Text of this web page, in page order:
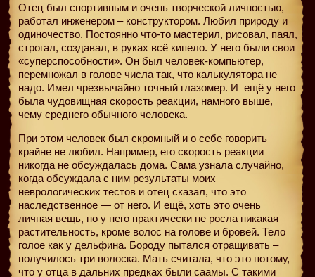
Отец был спортивным и очень творческой личностью,
работал инженером – конструктором. Любил природу и
одиночество. Постоянно что-то мастерил, рисовал, паял,
строгал, создавал, в руках всё кипело. У него были свои
«суперспособности». Он был человек-компьютер,
перемножал в голове числа так, что калькулятора не
надо. Имел чрезвычайно точный глазомер. И ещё у него
была чудовищная скорость реакции, намного выше,
чему среднего обычного человека.
При этом человек был скромный и о себе говорить
крайне не любил. Например, его скорость реакции
никогда не обсуждалась дома. Сама узнала случайно,
когда обсуждала с ним результаты моих
неврологических тестов и отец сказал, что это
наследственное — от него. И ещё, хоть это очень
личная вещь, но у него практически не росла никакая
растительность, кроме волос на голове и бровей. Тело
голое как у дельфина. Бороду пытался отращивать –
получилось три волоска. Мать считала, что это потому,
что у отца в дальних предках были саамы. С такими